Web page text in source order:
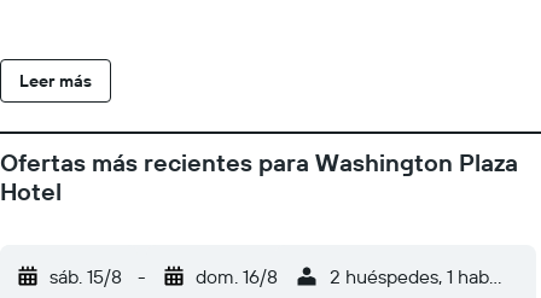
Leer más
Ofertas más recientes para Washington Plaza
Hotel
sáb. 15/8 - dom. 16/8 2 huéspedes, 1